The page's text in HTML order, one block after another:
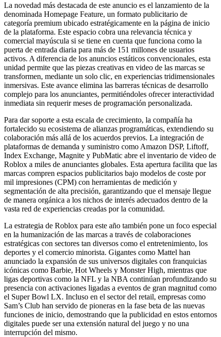
La novedad más destacada de este anuncio es el lanzamiento de la
denominada Homepage Feature, un formato publicitario de
categoría premium ubicado estratégicamente en la página de inicio
de la plataforma. Este espacio cobra una relevancia técnica y
comercial mayúscula si se tiene en cuenta que funciona como la
puerta de entrada diaria para más de 151 millones de usuarios
activos. A diferencia de los anuncios estáticos convencionales, esta
unidad permite que las piezas creativas en video de las marcas se
transformen, mediante un solo clic, en experiencias tridimensionales
inmersivas. Este avance elimina las barreras técnicas de desarrollo
complejo para los anunciantes, permitiéndoles ofrecer interactividad
inmediata sin requerir meses de programación personalizada.
Para dar soporte a esta escala de crecimiento, la compañía ha
fortalecido su ecosistema de alianzas programáticas, extendiendo su
colaboración más allá de los acuerdos previos. La integración de
plataformas de demanda y suministro como Amazon DSP, Liftoff,
Index Exchange, Magnite y PubMatic abre el inventario de video de
Roblox a miles de anunciantes globales. Esta apertura facilita que las
marcas compren espacios publicitarios bajo modelos de coste por
mil impresiones (CPM) con herramientas de medición y
segmentación de alta precisión, garantizando que el mensaje llegue
de manera orgánica a los nichos de interés adecuados dentro de la
vasta red de experiencias creadas por la comunidad.
La estrategia de Roblox para este año también pone un foco especial
en la humanización de las marcas a través de colaboraciones
estratégicas con sectores tan diversos como el entretenimiento, los
deportes y el comercio minorista. Gigantes como Mattel han
anunciado la expansión de sus universos digitales con franquicias
icónicas como Barbie, Hot Wheels y Monster High, mientras que
ligas deportivas como la NFL y la NBA continúan profundizando su
presencia con activaciones ligadas a eventos de gran magnitud como
el Super Bowl LX. Incluso en el sector del retail, empresas como
Sam’s Club han servido de pioneras en la fase beta de las nuevas
funciones de inicio, demostrando que la publicidad en estos entornos
digitales puede ser una extensión natural del juego y no una
interrupción del mismo.